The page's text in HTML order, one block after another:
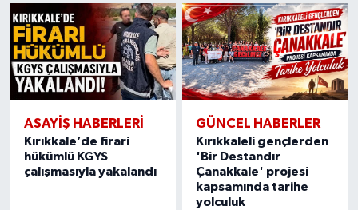
ASAYİŞ HABERLERİ
Kırıkkale’de firari
hükümlü KGYS
çalışmasıyla yakalandı
GÜNCEL HABERLER
Kırıkkaleli gençlerden
'Bir Destandır
Çanakkale' projesi
kapsamında tarihe
yolculuk